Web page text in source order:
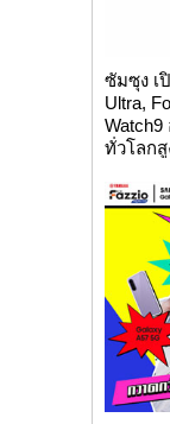
ซัมซุง เ
Ultra,
Watch9
ทั่วโลก